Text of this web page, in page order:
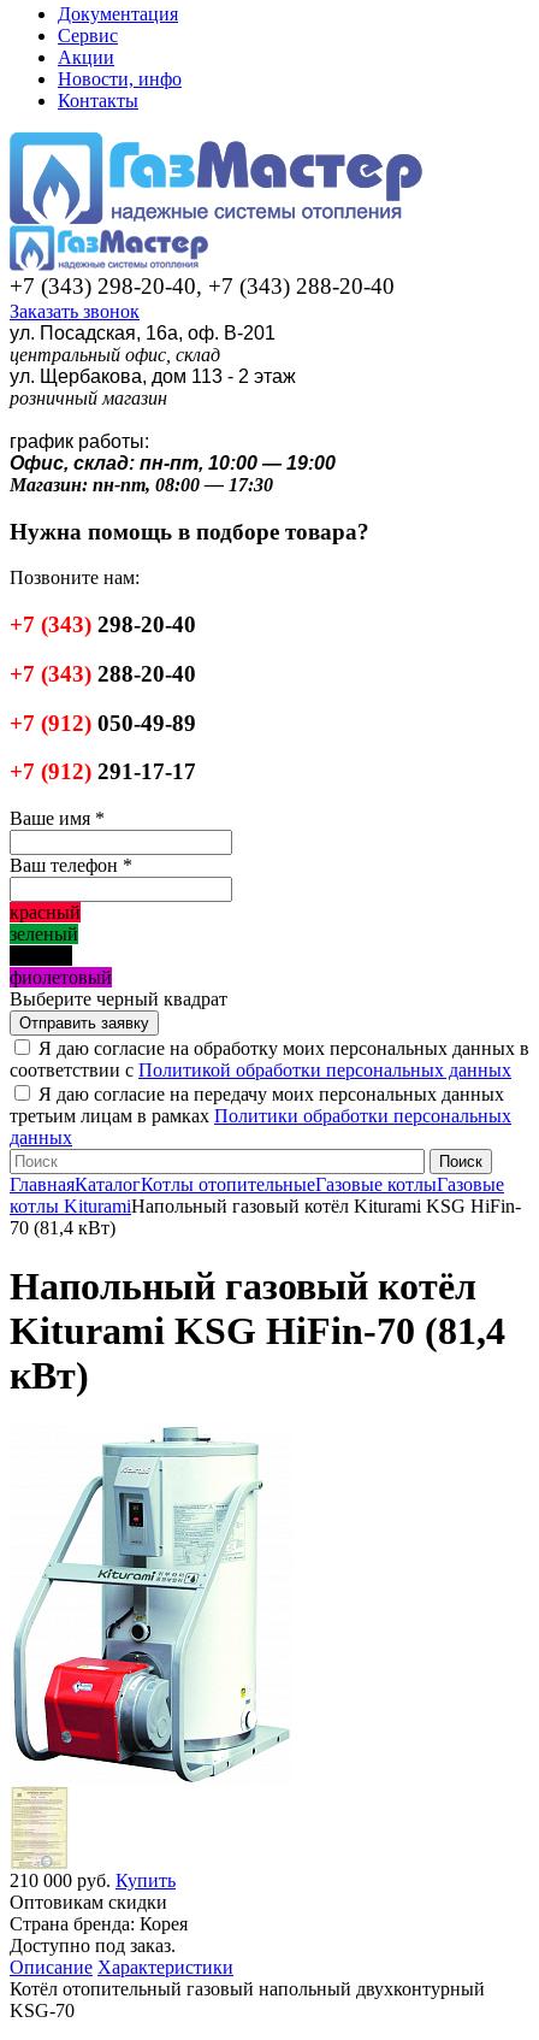
Документация
Сервис
Акции
Новости, инфо
Контакты
+7 (343) 298-20-40, +7 (343) 288-20-40
Заказать звонок
ул. Посадская, 16а, оф. В-201
центральный офис, склад
ул. Щербакова, дом 113 - 2 этаж
розничный магазин
график работы:
Офис, склад: пн-пт, 10:00 — 19:00
Магазин: пн-пт, 08:00 — 17:30
Нужна помощь в подборе товара?
Позвоните нам:
+7 (343) 298-20-40
+7 (343) 288-20-40
+7 (912) 050-49-89
+7 (912) 291-17-17
Ваше имя *
Ваш телефон *
красный
зеленый
фиолетовый
Выберите черный квадрат
Я даю согласие на обработку моих персональных данных в
соответствии с Политикой обработки персональных данных
Я даю согласие на передачу моих персональных данных
третьим лицам в рамках Политики обработки персональных
данных
ГлавнаяКаталогКотлы отопительныеГазовые котлыГазовые
котлы KituramiНапольный газовый котёл Kiturami KSG HiFin-
70 (81,4 кВт)
Напольный газовый котёл
Kiturami KSG HiFin-70 (81,4
кВт)
210 000 руб. Купить
Оптовикам скидки
Страна бренда: Корея
Доступно под заказ.
Описание Характеристики
Котёл отопительный газовый напольный двухконтурный
KSG-70